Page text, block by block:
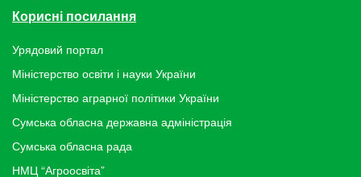
Корисні посилання
Урядовий портал
Міністерство освіти і науки України
Міністерство аграрної політики України
Сумська обласна державна адміністрація
Сумська обласна рада
НМЦ “Агроосвіта”